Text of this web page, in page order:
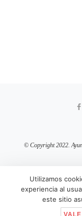
© Copyright 2022.
sitio
Utilizamos
experiencia al
este sitio
VALE